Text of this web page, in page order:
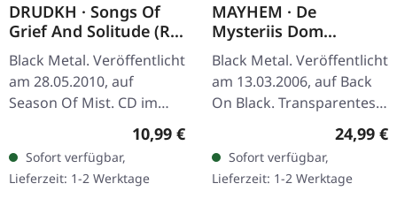
DRUDKH · Songs Of
Grief And Solitude (Re-
Release) | CD
Black Metal. Veröffentlicht
am 28.05.2010, auf
Season Of Mist. CD im
Jewelcase mit 12-seitigem
Booklet, Re-Release,
Remastert mit neuem
Artwork.…
Regulärer Preis:
10,99 €
Sofort verfügbar,
Lieferzeit: 1-2 Werktage
MAYHEM · De
Mysteriis Dom
Sathanas | PURPLE LP
Black Metal. Veröffentlicht
am 13.03.2006, auf Back
On Black. Transparentes
Gatefold-Cover. "De
Mysteriis Dom Sathanas"
gilt als…
24,99 €
Sofort verfügbar,
Lieferzeit: 1-2 Werktage